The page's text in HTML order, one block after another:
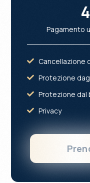
Pagamento
Cancellazione
Protezione
Protezione dal
Privacy